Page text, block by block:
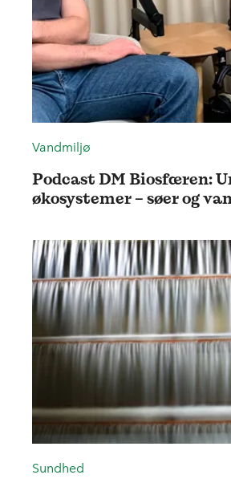
Vandmiljø
Podcast DM Biosfæren:
økosystemer – søer og
Sundhed